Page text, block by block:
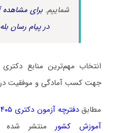
شماییم.برای مشاهده
در پیام رسان
انتخاب مهم‌ترین منابع
جهت کسب آمادگی و موفقیت
مطابقدفترچه آزمون دکتری ۱۴۰۵
آموزش کشورمنتشر شده